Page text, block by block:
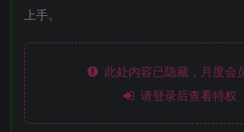
上手。
此处内容已隐藏，月度会
请登录后查看特权